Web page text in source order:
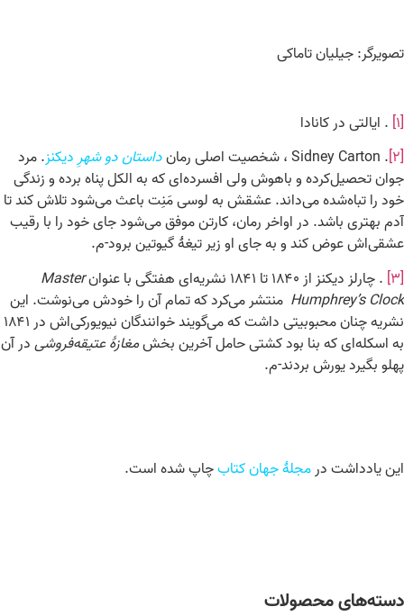
تصویرگر: جیلیان تاماکی
[۱]
. ایالتی در کانادا
. Sidney Carton ، شخصیت اصلی رمان داستان دو شهرِ دیکنز. مرد
جوان تحصیل‌کرده و باهوش ولی افسرده‌ای که به الکل پناه برده و زندگی
خود را تباه‌شده می‌داند. عشقش به لوسی مَنِت باعث می‌شود تلاش کند تا
آدم بهتری باشد. در اواخر رمان، کارتن موفق می‌شود جای خود را با رقیب
عشقی‌اش عوض کند و به جای او زیر تیغهٔ گیوتین برود-م.
[۳]
. چارلز دیکنز از ۱۸۴۰ تا ۱۸۴۱ نشریه‌ای هفتگی با عنوان
Master
Humphrey’s Clock منتشر می‌کرد که تمام آن را خودش می‌نوشت. این
نشریه چنان محبوبیتی داشت که می‌گویند خوانندگان نیویورکی‌اش در ۱۸۴۱
به اسکله‌ای که بنا بود کشتی حامل آخرین بخش مغازۀ عتیقه‌فروشی در آن
پهلو بگیرد یورش بردند-م.
این یادداشت در مجلۀ جهان کتاب چاپ شده است.
دسته‌های محصولات